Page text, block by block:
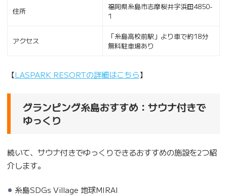
住所
福岡県糸島市志摩桜井字浜田4850-
1
アクセス
「糸島高校前駅」より車で約18分
無料駐車場あり
【LASPARK RESORTの詳細はこちら】
グランピング糸島おすすめ：サウナ付きで
ゆっくり
続いて、サウナ付きでゆっくりできるおすすめの施設を2つ紹
介します。
糸島SDGs Village 地球MIRAI